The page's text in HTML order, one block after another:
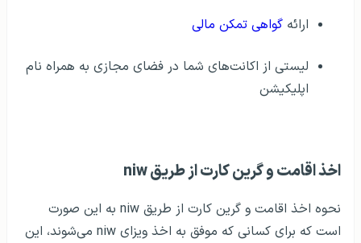
ارائه گواهی تمکن مالی
لیستی از اکانت‌های شما در فضای مجازی به همراه نام
اپلیکیشن
اخذ اقامت و گرین کارت از طریق niw
نحوه اخذ اقامت و گرین کارت از طریق niw به این صورت
است که برای کسانی که موفق به اخذ ویزای niw می‌شوند، این